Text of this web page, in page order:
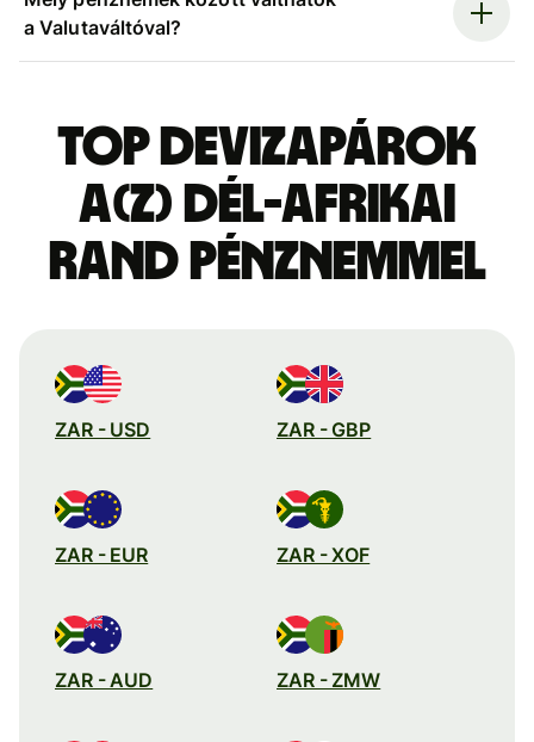
a Valutaváltóval?
Top devizapárok
a(z) dél-afrikai
rand pénznemmel
ZAR - USD ZAR - GBP
ZAR - EUR ZAR - XOF
ZAR - AUD ZAR - ZMW